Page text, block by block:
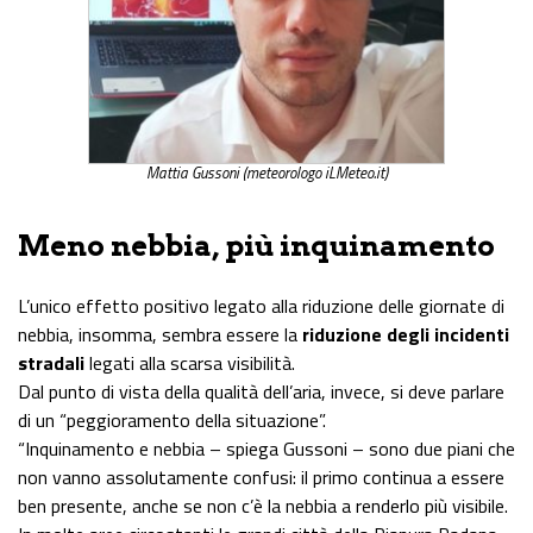
Mattia Gussoni (meteorologo iLMeteo.it)
Meno nebbia, più inquinamento
L’unico effetto positivo legato alla riduzione delle giornate di
nebbia, insomma, sembra essere la riduzione degli incidenti
stradalilegati alla scarsa visibilità.
Dal punto di vista della qualità dell’aria, invece, si deve parlare
di un “peggioramento della situazione”.
“Inquinamento e nebbia – spiega Gussoni – sono due piani che
non vanno assolutamente confusi: il primo continua a essere
ben presente, anche se non c’è la nebbia a renderlo più visibile.